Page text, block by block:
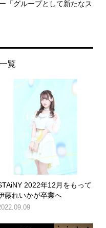
「グループとして新たなス
覧
2022年12月をもって
藤れいかが卒業へ